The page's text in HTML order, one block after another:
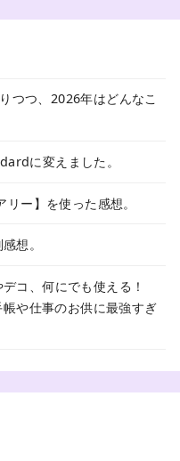
つつ、2026年はどんなこ
に変えました。
ー】を使った感想。
想。
コ、何にでも使える！
や仕事のお供に最強すぎ